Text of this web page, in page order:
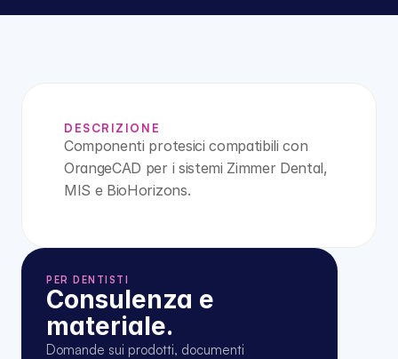
DESCRIZIONE
Componenti protesici compatibili con
OrangeCAD per i sistemi Zimmer Dental,
MIS e BioHorizons.
PER DENTISTI
Consulenza e
materiale.
Domande sui prodotti, documenti